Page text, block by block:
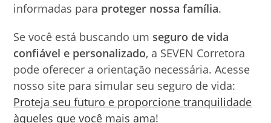
informadas para proteger nossa família.
Se você está buscando um seguro de vida
confiável e personalizado, a SEVEN Corretora
pode oferecer a orientação necessária. Acesse
nosso site para simular seu seguro de vida:
Proteja seu futuro e proporcione tranquilidade
àqueles que você mais ama!